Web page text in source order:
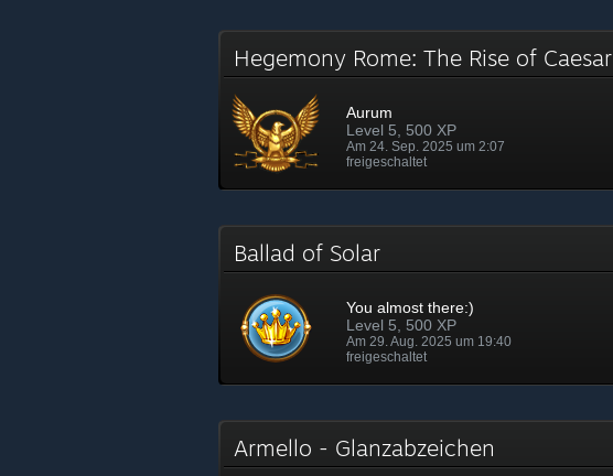
Hegemony Rome: The Rise of Caesar
Aurum
Level 5, 500 XP
Am 24. Sep. 2025 um 2:07
freigeschaltet
Ballad of Solar
You almost there:)
Level 5, 500 XP
Am 29. Aug. 2025 um 19:40
freigeschaltet
Armello - Glanzabzeichen